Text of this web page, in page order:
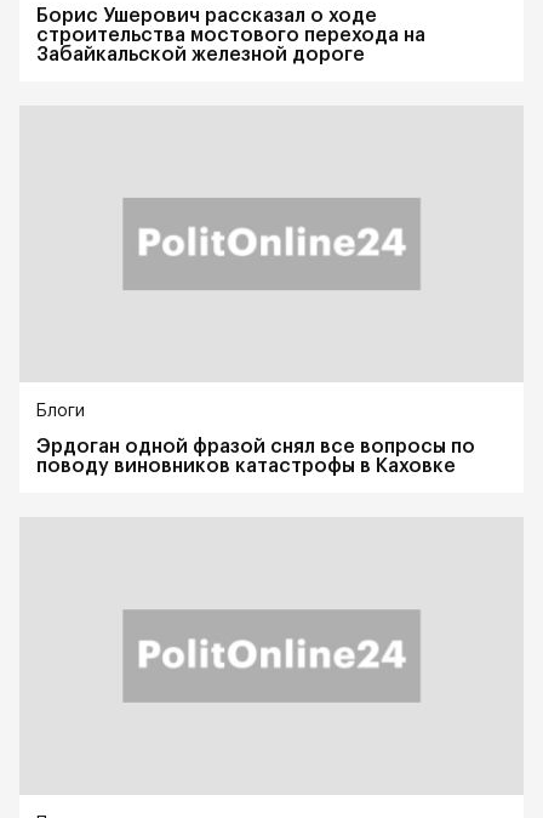
Борис Ушерович рассказал о ходе
строительства мостового перехода на
Забайкальской железной дороге
Блоги
Эрдоган одной фразой снял все вопросы по
поводу виновников катастрофы в Каховке